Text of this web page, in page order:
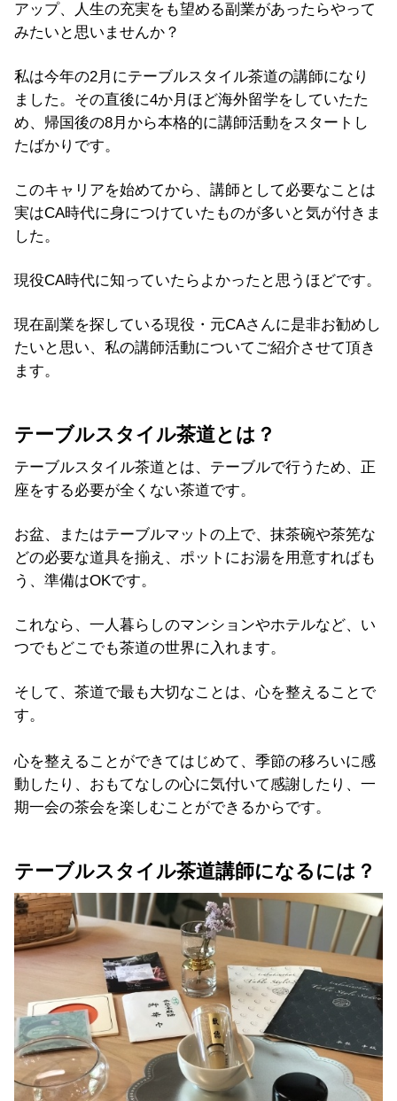
アップ、人生の充実をも望める副業があったらやって
みたいと思いませんか？
私は今年の2月にテーブルスタイル茶道の講師になり
ました。その直後に4か月ほど海外留学をしていたた
め、帰国後の8月から本格的に講師活動をスタートし
たばかりです。
このキャリアを始めてから、講師として必要なことは
実はCA時代に身につけていたものが多いと気が付きま
した。
現役CA時代に知っていたらよかったと思うほどです。
現在副業を探している現役・元CAさんに是非お勧めし
たいと思い、私の講師活動についてご紹介させて頂き
ます。
テーブルスタイル茶道とは？
テーブルスタイル茶道とは、テーブルで行うため、正
座をする必要が全くない茶道です。
お盆、またはテーブルマットの上で、抹茶碗や茶筅な
どの必要な道具を揃え、ポットにお湯を用意すればも
う、準備はOKです。
これなら、一人暮らしのマンションやホテルなど、い
つでもどこでも茶道の世界に入れます。
そして、茶道で最も大切なことは、心を整えることで
す。
心を整えることができてはじめて、季節の移ろいに感
動したり、おもてなしの心に気付いて感謝したり、一
期一会の茶会を楽しむことができるからです。
テーブルスタイル茶道講師になるには？